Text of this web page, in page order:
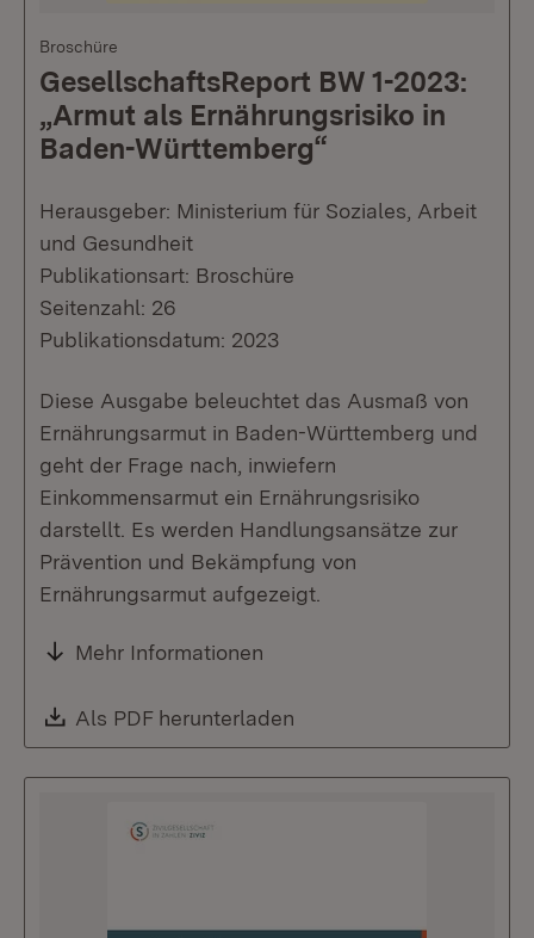
Broschüre
GesellschaftsReport BW 1-2023:
„Armut als Ernährungsrisiko in
Baden-Württemberg“
Herausgeber: Ministerium für Soziales, Arbeit
und Gesundheit
Publikationsart: Broschüre
Seitenzahl: 26
Publikationsdatum: 2023
Diese Ausgabe beleuchtet das Ausmaß von
Ernährungsarmut in Baden-Württemberg und
geht der Frage nach, inwiefern
Einkommensarmut ein Ernährungsrisiko
darstellt. Es werden Handlungsansätze zur
Prävention und Bekämpfung von
Ernährungsarmut aufgezeigt.
Mehr Informationen
Download:
Als PDF herunterladen